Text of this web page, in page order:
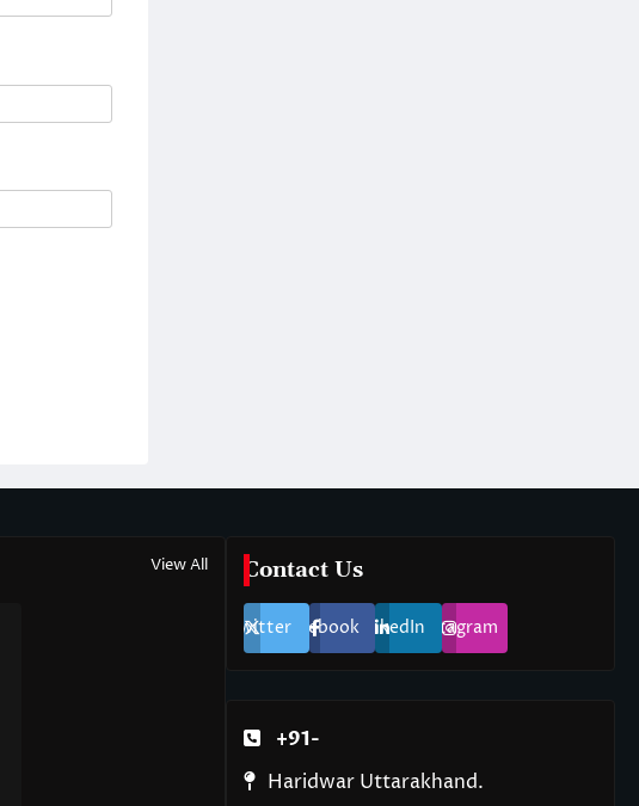
View All Contact Us
TwitterFacebookLinkedInInstagram
+91-
Haridwar Uttarakhand.